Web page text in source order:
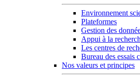
Environnement
Plateformes
Gestion des
Appui à la
Les centres de
Bureau des essais
Nos valeurs et principes